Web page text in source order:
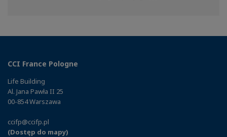
CCI France Pologne
Life Building
Al. Jana Pawła II 25
00-854 Warszawa
ccifp@ccifp.pl
(Dostęp do mapy)